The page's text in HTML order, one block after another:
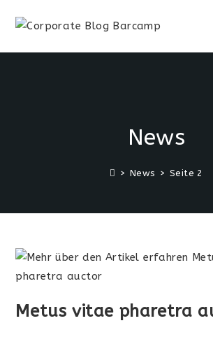
Inhalt
News
> News > Seite 2
Metus vitae pharetra